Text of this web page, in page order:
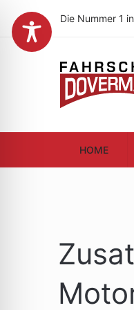
Die Nummer 1
HOME